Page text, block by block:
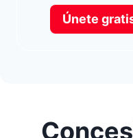
Únete